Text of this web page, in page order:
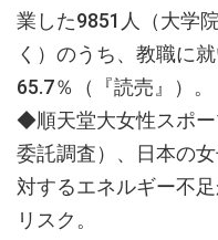
業した9851人（大学
く）のうち、教職に
65.7％（『読売』）。
◆順天堂大女性スポ
委託調査）、日本の
対するエネルギー不
リスク。